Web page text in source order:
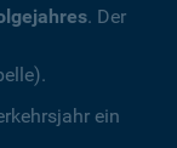
. Der
ein